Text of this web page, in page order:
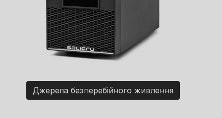
Джерела безперебійного живлення